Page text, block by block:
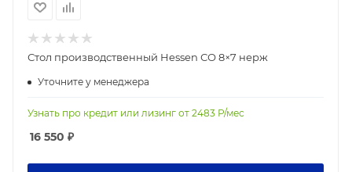
Стол производственный Hessen СО 8×7 нерж
Уточните у менеджера
Узнать про кредит или лизинг от 2483 Р/мес
16 550 ₽